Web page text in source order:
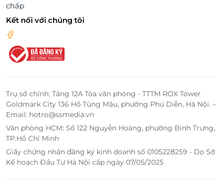
chấp
Kết nối với chúng tôi
Trụ sở chính: Tầng 12A Tòa văn phòng - TTTM ROX Tower
Goldmark City 136 Hồ Tùng Mậu, phường Phú Diễn, Hà Nội. –
Email: hotro@ssmedia.vn
Văn phòng HCM: Số 122 Nguyễn Hoàng, phường Bình Trưng,
TP.Hồ Chí Minh
Giấy chứng nhận đăng ký kinh doanh số 0105228259 - Do Sở
Kế hoạch Đầu Tư Hà Nội cấp ngày 07/05/2025